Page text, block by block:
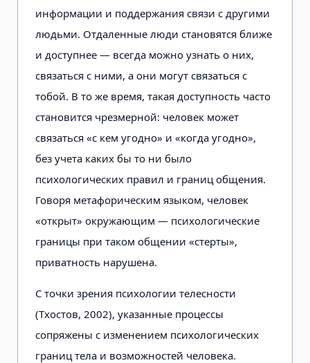
информации и поддержания связи с другими
людьми. Отдаленные люди становятся ближе
и доступнее — всегда можно узнать о них,
связаться с ними, а они могут связаться с
тобой. В то же время, такая доступность час­то
становится чрезмерной: человек может
связаться «с кем угодно» и «ко­гда угодно»,
без учета каких бы то ни было
психологических правил и гра­ниц общения.
Говоря метафоричес­ким языком, человек
«открыт» окру­жающим — психологические
границы при таком общении «стерты»,
приват­ность нарушена.
С точки зрения психологии теле­сности
(Тхостов, 2002), указанные процессы
сопряжены с изменением психологических
границ тела и воз­можностей человека.